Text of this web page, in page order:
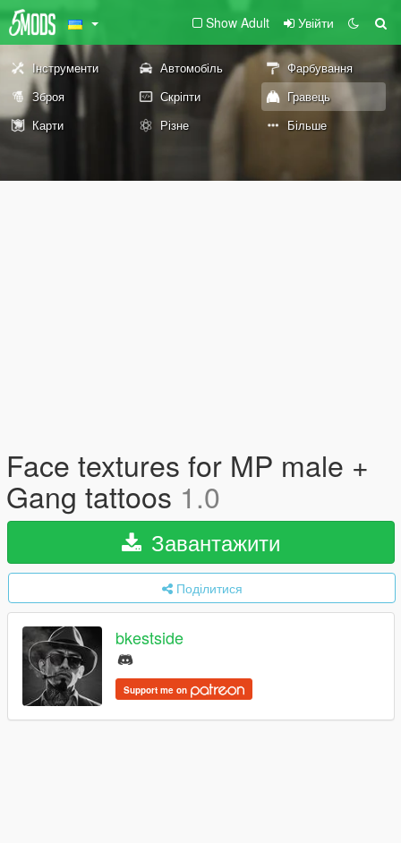
Show Adult Увійти
Інструменти Автомобіль
Фарбування
Зброя
Скріпти
Гравець
Карти
Різне Більше
Face textures for MP male +
Gang tattoos 1.0
Завантажити
Поділитися
bkestside
Support me on